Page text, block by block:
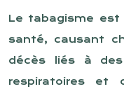
Le tabagisme est
santé, causant
décès liés à des
respiratoires et